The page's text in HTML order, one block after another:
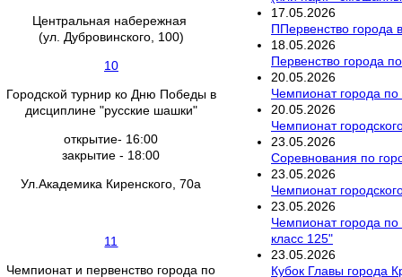
Центральная набережная
(ул. Дубровинского, 100)
10
Городской турнир ко Дню Победы в
дисциплине "русские шашки"
открытие- 16:00
закрытие - 18:00
Ул.Академика Киренского, 70а
11
Чемпионат и первенство города по
17 05 2026
ППервенство города
18 05 2026
Первенство города
20 05 2026
Чемпионат города
20 05 2026
Чемпионат
23 05 2026
Соревнования по
23 05 2026
Чемпионат
23 05 2026
Чемпионат города
класс 125"
23 05 2026
Кубок Главы города